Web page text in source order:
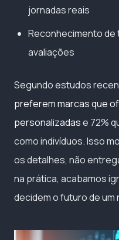
jornadas reais
Reconhecimento
avaliações
Segundo estudos
preferem marcas que
personalizadase 72%
como indivíduos. Isso
os detalhes, não
na prática, acabamos
decidem o futuro de um